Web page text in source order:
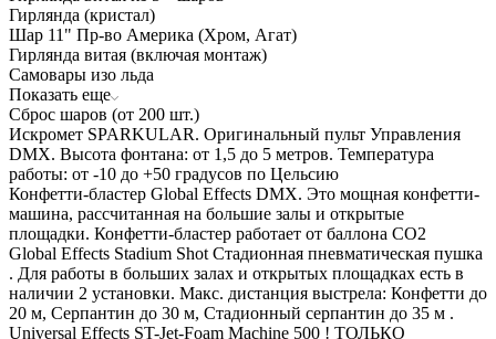
Гирлянда (кристал)
Шар 11" Пр-во Америка (Хром, Агат)
Гирлянда витая (включая монтаж)
Самовары изо льда
Показать еще
Сброс шаров (от 200 шт.)
Искромет SPARKULAR. Оригинальный пульт Управления
DMX. Высота фонтана: от 1,5 до 5 метров. Температура
работы: от -10 до +50 градусов по Цельсию
Конфетти-бластер Global Effects DMX. Это мощная конфетти-
машина, рассчитанная на большие залы и открытые
площадки. Конфетти-бластер работает от баллона СО2
Global Effects Stadium Shot Стадионная пневматическая пушка
. Для работы в больших залах и открытых площадках есть в
наличии 2 установки. Макс. дистанция выстрела: Конфетти до
20 м, Серпантин до 30 м, Стадионный серпантин до 35 м .
Universal Effects ST-Jet-Foam Machine 500 ! ТОЛЬКО